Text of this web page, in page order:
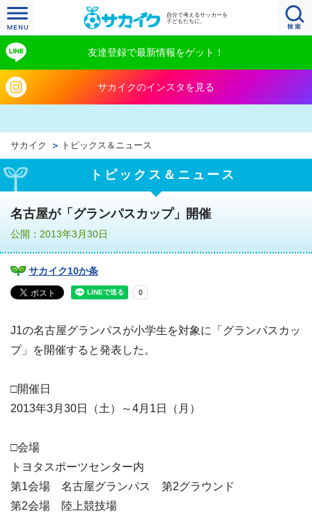
自分で考えるサッカーを
子どもたちに。
友達登録で最新情報をゲット！
サカイクのインスタを見る
サカイク トピックス＆ニュース
トピックス＆ニュース
名古屋が「グランパスカップ」開催
公開：2013年3月30日
サカイク10か条
J1の名古屋グランパスが小学生を対象に「グランパスカッ
プ」を開催すると発表した。
□開催日
2013年3月30日（土）～4月1日（月）
□会場
トヨタスポーツセンター内
第1会場 名古屋グランパス 第2グラウンド
第2会場 陸上競技場